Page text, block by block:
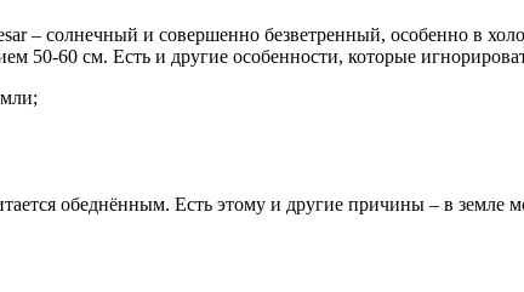
– солнечный и совершенно безветренный, особенно в
50-60 см. Есть и другие особенности, которые
обеднённым. Есть этому и другие причины – в земле